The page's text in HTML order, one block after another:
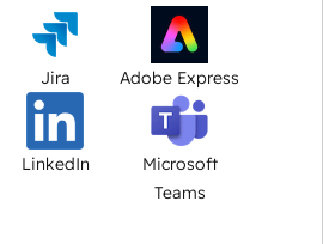
Jira Adobe Express
LinkedIn
Microsoft
Teams